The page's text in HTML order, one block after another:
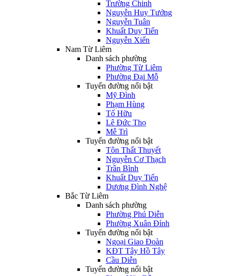
Trường Chinh
Nguyễn Huy Tưởng
Nguyễn Tuân
Khuất Duy Tiến
Nguyễn Xiển
Nam Từ Liêm
Danh sách phường
Phường Từ Liêm
Phường Đại Mỗ
Tuyến đường nổi bật
Mỹ Đình
Phạm Hùng
Tố Hữu
Lê Đức Thọ
Mễ Trì
Tuyến đường nổi bật
Tôn Thất Thuyết
Nguyễn Cơ Thạch
Trần Bình
Khuất Duy Tiến
Dương Đình Nghệ
Bắc Từ Liêm
Danh sách phường
Phường Phú Diễn
Phường Xuân Đỉnh
Tuyến đường nổi bật
Ngoại Giao Đoàn
KĐT Tây Hồ Tây
Cầu Diễn
Tuyến đường nổi bật